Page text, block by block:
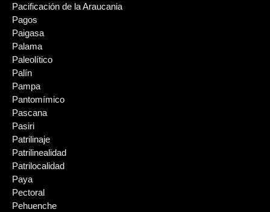
Pacificación de la Araucania
Pagos
Paigasa
Palama
Paleolítico
Palín
Pampa
Pantomímico
Pascana
Pasiri
Patrilinaje
Patrilinealidad
Patrilocalidad
Paya
Pectoral
Pehuenche